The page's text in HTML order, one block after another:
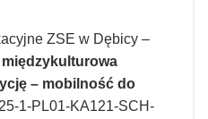
ZSE w Dębicy –
międzykulturowa
– mobilność do
1-PL01-KA121-SCH-